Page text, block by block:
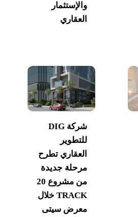
والإستثمار
العقاري
شركة DIG
للتطوير
العقاري تطرح
مرحلة جديدة
من مشروع 20
TRACK خلال
معرض سيتى